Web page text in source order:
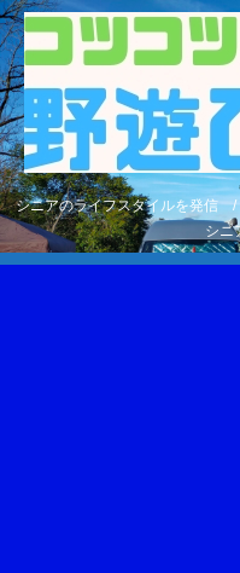
シニアのライフスタイルを発信 /
シニ